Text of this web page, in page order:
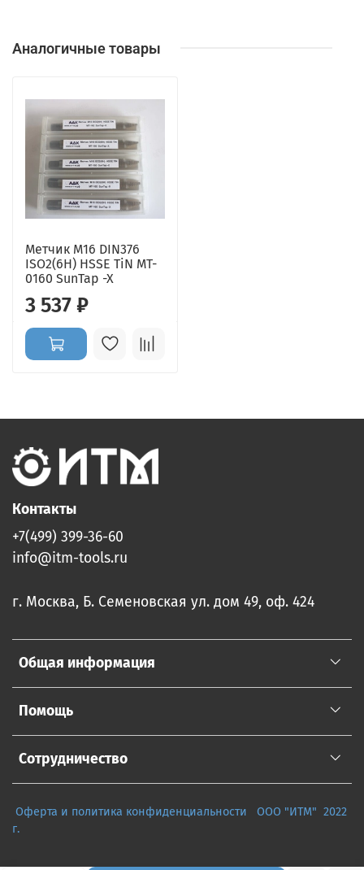
Аналогичные товары
Метчик M16 DIN376
ISO2(6H) HSSE TiN MT-
0160 SunTap -X
3 537 ₽
Общая информация
Помощь
Сотрудничество
Контакты
+7(499) 399-36-60
info@itm-tools.ru
г. Москва, Б. Семеновская ул. дом 49, оф. 424
Оферта и политика конфиденциальности
ООО "ИТМ" 2022
г.